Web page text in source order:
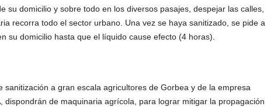
su domicilio y sobre todo en los diversos pasajes, despejar las calles,
recorra todo el sector urbano. Una vez se haya sanitizado, se pide a
su domicilio hasta que el líquido cause efecto (4 horas).
sanitización a gran escala agricultores de Gorbea y de la empresa
dispondrán de maquinaria agrícola, para lograr mitigar la propagación